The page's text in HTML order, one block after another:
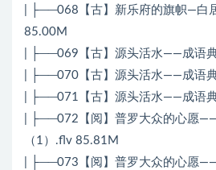
| ├──068【古】新乐府的旗帜―白
85.00M
| ├──069【古】源头活水——成语
| ├──070【古】源头活水——成语
| ├──071【古】源头活水——成语
| ├──072【阅】普罗大众的心愿
（1）.flv 85.81M
| ├──073【阅】普罗大众的心愿